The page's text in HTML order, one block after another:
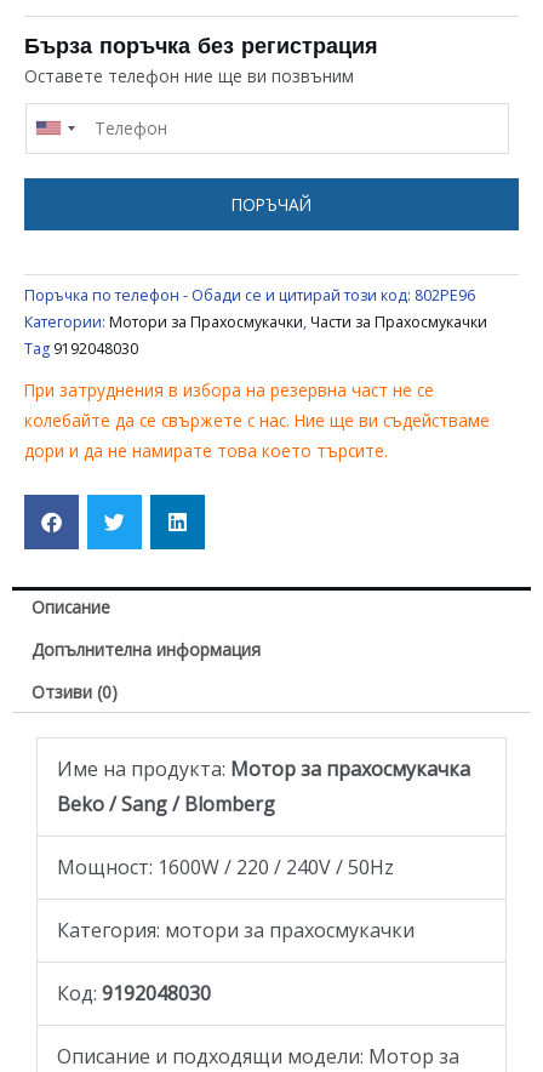
МОТОР
ЗА
ПРАХОСМУКАЧКА
BEKO
BLOMBERG
Бърза поръчка без регистрация
Оставете телефон ние ще ви позвъним
ПОРЪЧАЙ
Поръчка по телефон - Обади се и цитирай този код: 802PE96
Категории: Мотори за Прахосмукачки,Части за Прахосмукачки
Tag 9192048030
При затруднения в избора на резервна част не се
колебайте да се свържете с нас. Ние ще ви съдействаме
дори и да не намирате това което търсите.
Описание
Допълнителна информация
Отзиви (0)
Име на продукта: Мотор за прахосмукачка
Beko / Sang / Blomberg
Мощност: 1600W / 220 / 240V / 50Hz
Категория: мотори за прахосмукачки
Код: 9192048030
Описание и подходящи модели: Мотор за